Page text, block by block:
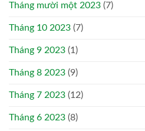
Tháng mười một 2023 (7)
Tháng 10 2023 (7)
Tháng 9 2023 (1)
Tháng 8 2023 (9)
Tháng 7 2023 (12)
Tháng 6 2023 (8)